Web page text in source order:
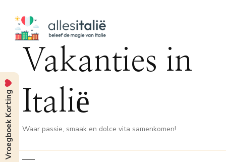
Vakanties in
Italië
Waar passie, smaak en dolce vita samenkomen!
Vroegboek Korting